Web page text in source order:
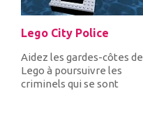
Lego City Police
Aidez les gardes-côtes de
Lego à poursuivre les
criminels qui se sont